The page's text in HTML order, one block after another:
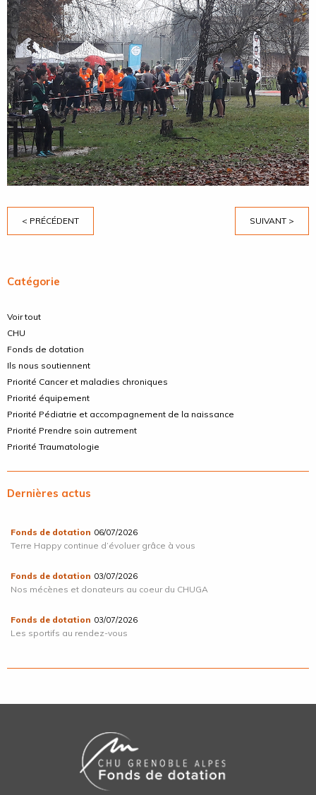
< PRÉCÉDENT SUIVANT >
Catégorie
Voir tout
CHU
Fonds de dotation
Ils nous soutiennent
Priorité Cancer et maladies chroniques
Priorité équipement
Priorité Pédiatrie et accompagnement de la naissance
Priorité Prendre soin autrement
Priorité Traumatologie
Dernières actus
Fonds de dotation 06/07/2026
Terre Happy continue d’évoluer grâce à vous
Fonds de dotation 03/07/2026
Nos mécènes et donateurs au coeur du CHUGA
Fonds de dotation 03/07/2026
Les sportifs au rendez-vous